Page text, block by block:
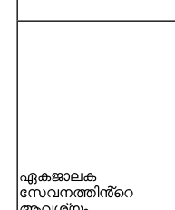
ഏകജാലക
സേവനത്തിൻ്റെ